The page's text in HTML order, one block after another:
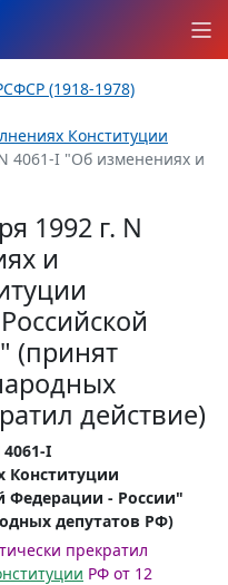
(1918-1978)
Конституции
4061-I "Об изменениях и
1992 г. N
и
(принят
действие)
I
Конституции
Федерации - России"
депутатов РФ)
прекратил
РФ от 12